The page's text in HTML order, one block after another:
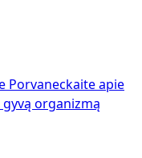
Porvaneckaite apie
gyvą organizmą